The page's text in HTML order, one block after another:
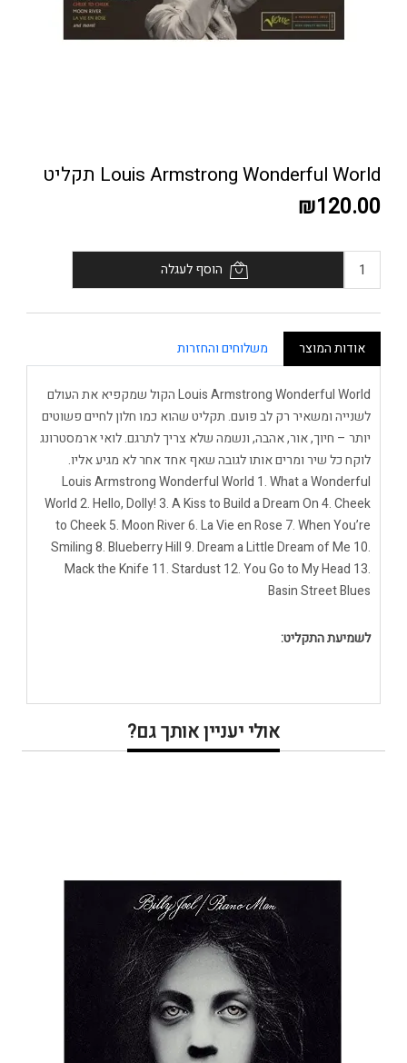
Louis Armstrong Wonderful World תקליט
₪120.00
הוסף לעגלה
אודות המוצר משלוחים והחזרות
Louis Armstrong Wonderful World הקול שמקפיא את העולם
לשנייה ומשאיר רק לב פועם. תקליט שהוא כמו חלון לחיים פשוטים
יותר – חיוך, אור, אהבה, ונשמה שלא צריך לתרגם. לואי ארמסטרונג
לוקח כל שיר ומרים אותו לגובה שאף אחד אחר לא מגיע אליו.
Louis Armstrong Wonderful World 1. What a Wonderful
World 2. Hello, Dolly! 3. A Kiss to Build a Dream On 4. Cheek
to Cheek 5. Moon River 6. La Vie en Rose 7. When You’re
Smiling 8. Blueberry Hill 9. Dream a Little Dream of Me 10.
Mack the Knife 11. Stardust 12. You Go to My Head 13.
Basin Street Blues
לשמיעת התקליט:
אולי יעניין אותך גם?